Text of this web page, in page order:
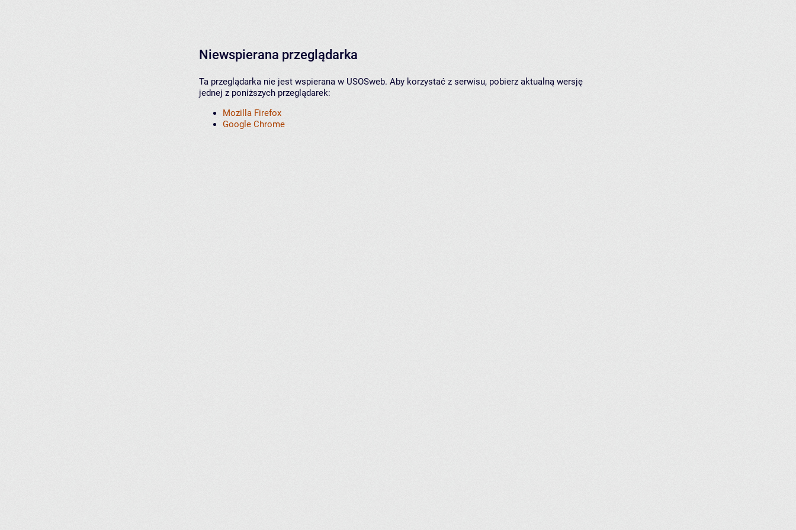
Niewspierana przeglądarka
Ta przeglądarka nie jest wspierana w USOSweb. Aby korzystać z serwisu, pobierz aktualną wersję
jednej z poniższych przeglądarek:
Mozilla Firefox
Google Chrome